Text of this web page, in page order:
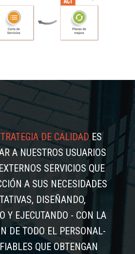
DE CALIDADES
A NUESTROS USUARIOS
SERVICIOS QUE
A SUS NECESIDADES
DISEÑANDO,
Y EJECUTANDO - CON LA
DE TODO EL PERSONAL-
QUE OBTENGAN